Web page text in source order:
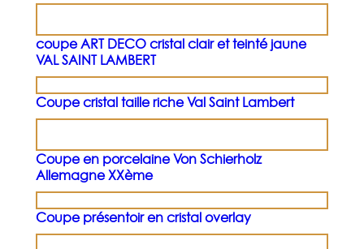
coupe ART DECO cristal clair et teinté jaune
VAL SAINT LAMBERT
Coupe cristal taille riche Val Saint Lambert
Coupe en porcelaine Von Schierholz
Allemagne XXème
Coupe présentoir en cristal overlay